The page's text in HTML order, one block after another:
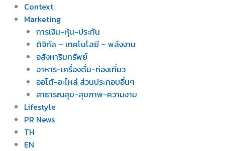
Context
Marketing
การเงิน-หุ้น-ประกัน
ดิจิทัล – เทคโนโลยี – พลังงาน
อสังหาริมทรัพย์
อาหาร-เครื่องดื่ม-ท่องเที่ยว
ออโต้-อะไหล่ ส่วนประกอบอื่นๆ
สาธารณสุข-สุขภาพ-ความงาม
Lifestyle
PR News
TH
EN